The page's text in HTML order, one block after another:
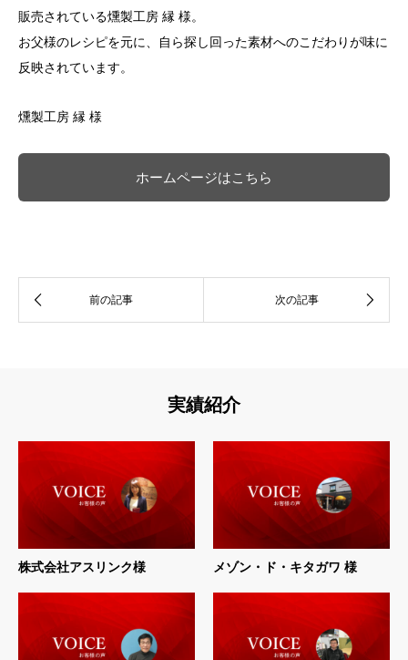
販売されている燻製工房 縁 様。
お父様のレシピを元に、自ら探し回った素材へのこだわりが味に
反映されています。
燻製工房 縁 様
ホームページはこちら
実績紹介
株式会社アスリンク様 メゾン・ド・キタガワ 様